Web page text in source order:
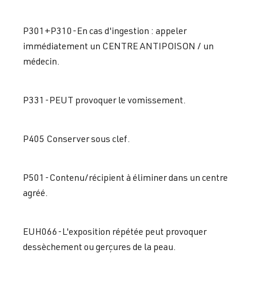
P301+P310-En cas d'ingestion : appeler
immédiatement un CENTRE ANTIPOISON / un
médecin.
P331-PEUT provoquer le vomissement.
P405 Conserver sous clef.
P501-Contenu/récipient à éliminer dans un centre
agréé.
EUH066-L'exposition répétée peut provoquer
dessèchement ou gerçures de la peau.